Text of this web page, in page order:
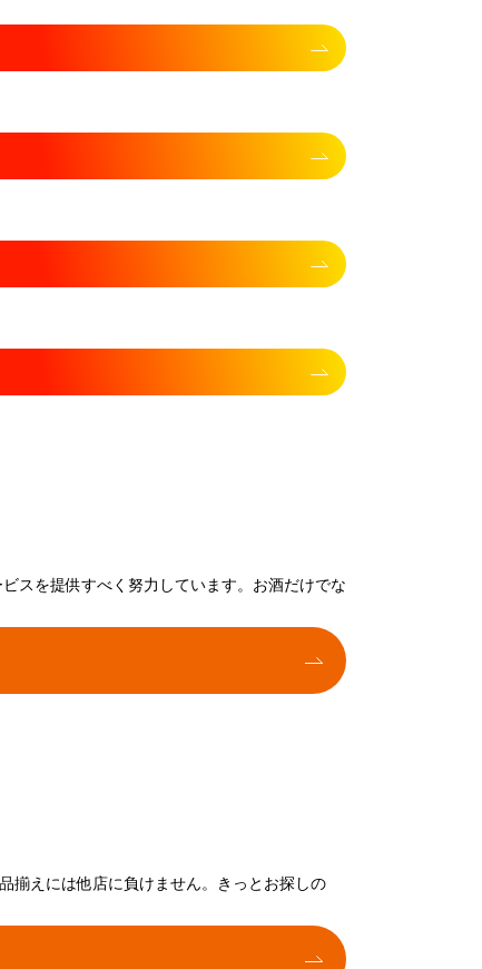
スを提供すべく努力しています。お酒だけでな
揃えには他店に負けません。きっとお探しの